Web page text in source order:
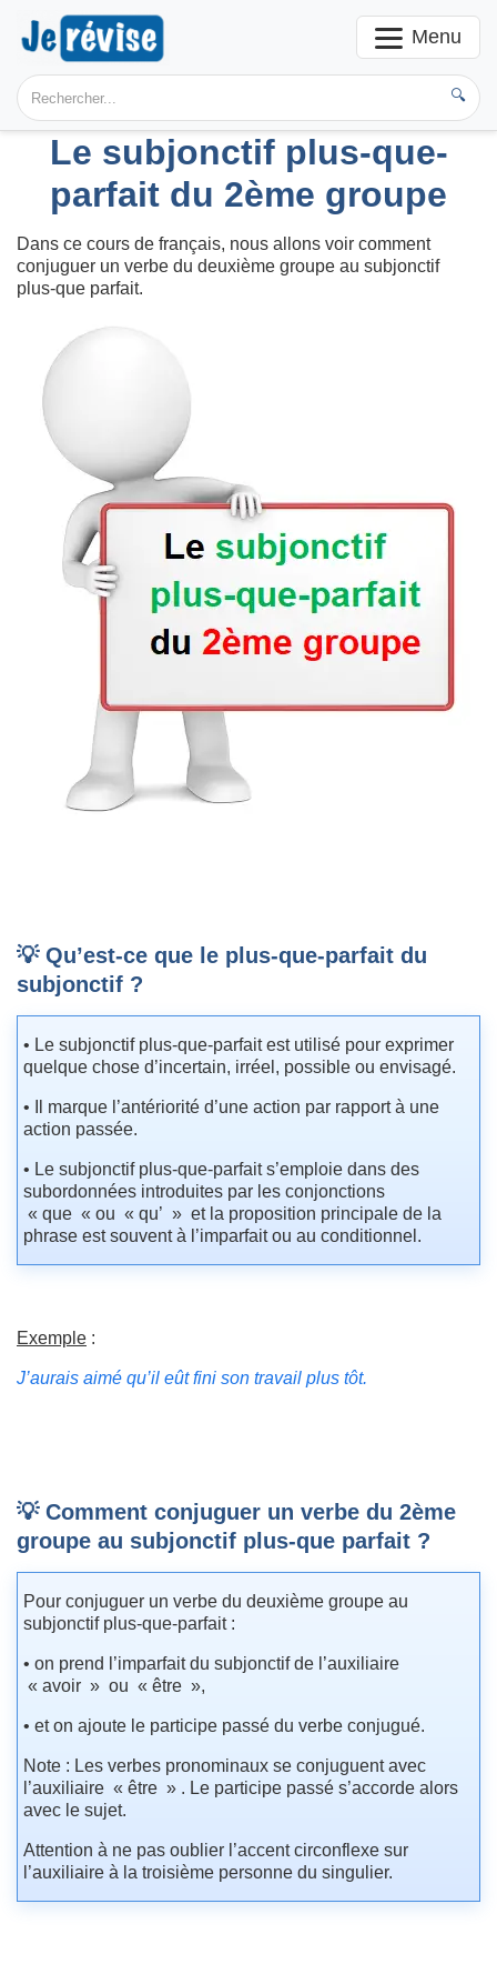
Menu
🔍
Le subjonctif plus-que-
parfait du 2ème groupe
Dans ce cours de français, nous allons voir comment
conjuguer un verbe du deuxième groupe au subjonctif
plus-que parfait.
💡 Qu’est-ce que le plus-que-parfait du
subjonctif ?
• Le subjonctif plus-que-parfait est utilisé pour exprimer
quelque chose d’incertain, irréel, possible ou envisagé.
• Il marque l’antériorité d’une action par rapport à une
action passée.
• Le subjonctif plus-que-parfait s’emploie dans des
subordonnées introduites par les conjonctions
« que « ou « qu’ » et la proposition principale de la
phrase est souvent à l’imparfait ou au conditionnel.
Exemple :
J’aurais aimé qu’il eût fini son travail plus tôt.
💡 Comment conjuguer un verbe du 2ème
groupe au subjonctif plus-que parfait ?
Pour conjuguer un verbe du deuxième groupe au
subjonctif plus-que-parfait :
• on prend l’imparfait du subjonctif de l’auxiliaire
« avoir » ou « être »,
• et on ajoute le participe passé du verbe conjugué.
Note : Les verbes pronominaux se conjuguent avec
l’auxiliaire « être » . Le participe passé s’accorde alors
avec le sujet.
Attention à ne pas oublier l’accent circonflexe sur
l’auxiliaire à la troisième personne du singulier.